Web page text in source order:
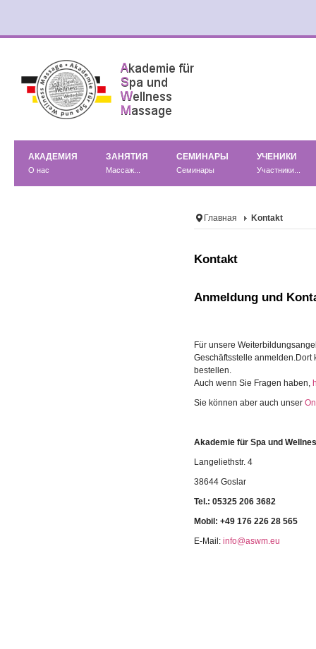
АКАДЕМИЯ
О нас
ЗАНЯТИЯ
Массаж...
СЕМИНАРЫ
Семинары
УЧЕНИКИ
Участники...
Главная Kontakt
Kontakt
Anmeldung und
Für unsere
Geschäftsstelle
bestellen.
Auch wenn Sie Fragen haben,
Sie können aber auch unser
Akademie für Spa und
Langeliethstr. 4
38644 Goslar
Tel.:05325 206 3682
Mobil: +49 176 226 28 565
E-Mail:info@aswm.eu